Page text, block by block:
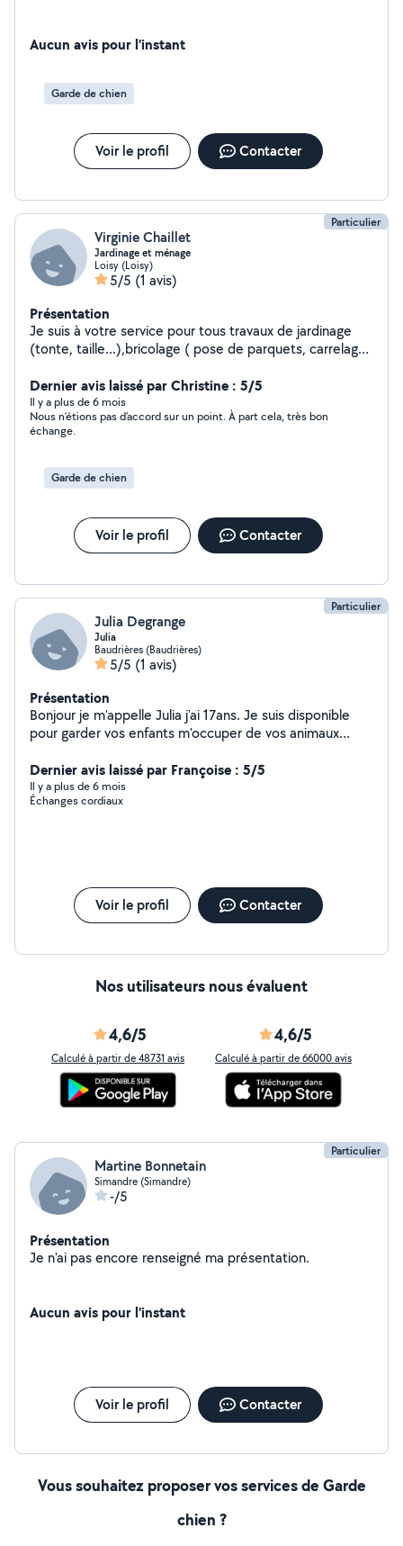
Aucun avis pour l'instant
Garde de chien
Voir le profil Contacter
Particulier
Virginie Chaillet
Jardinage et ménage
Loisy (Loisy)
5/5 (1 avis)
Présentation
Je suis à votre service pour tous travaux de jardinage
(tonte, taille...),bricolage ( pose de parquets, carrelage,
demenagement, ménage, courses,...) je suis très
sérieuse et très soignée n hésitez pas à me proposer
vos petits travaux ...je serai ravie de vous aider
Dernier avis laissé par Christine : 5/5
Il y a plus de 6 mois
Nous n’étions pas d’accord sur un point. À part cela, très bon
échange.
Garde de chien
Voir le profil Contacter
Particulier
Julia Degrange
Julia
Baudrières (Baudrières)
5/5 (1 avis)
Présentation
Bonjour je m'appelle Julia j'ai 17ans. Je suis disponible
pour garder vos enfants m'occuper de vos animaux
l'entretien extérieur (tonte) Je suis sérieuse disponible
pendant les vacances scolaires et les week-ends
Dernier avis laissé par Françoise : 5/5
Il y a plus de 6 mois
Échanges cordiaux
Voir le profil Contacter
Nos utilisateurs nous évaluent
4,6/5
Calculé à partir de 48731 avis
4,6/5
Calculé à partir de 66000 avis
Particulier
Martine Bonnetain
Simandre (Simandre)
-/5
Présentation
Je n'ai pas encore renseigné ma présentation.
Aucun avis pour l'instant
Voir le profil Contacter
Vous souhaitez proposer vos services de Garde
chien ?